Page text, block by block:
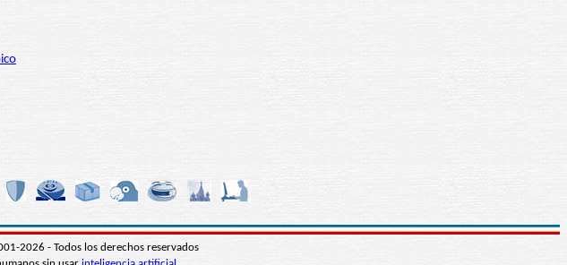
2026 - Todos los derechos reservados